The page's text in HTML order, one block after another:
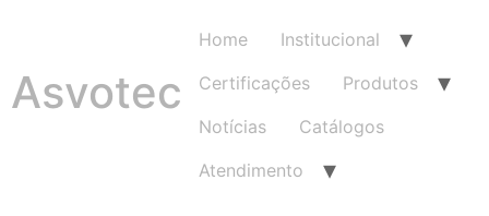
Asvotec
Home
Institucional
Certificações
Produtos
Notícias
Catálogos
Atendimento